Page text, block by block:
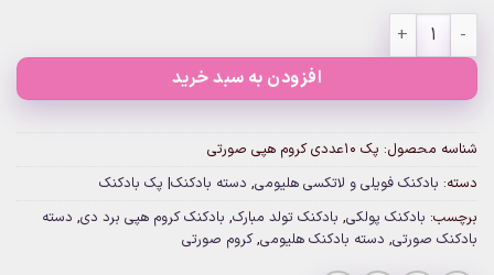
افزودن به سبد خرید
شناسه محصول: پک 10عددی کروم هپی صورتی
دسته: بادکنک فویلی و لاتکسی هلیومی, دسته بادکنک| پک بادکنک
برچسب: بادکنک پولکی, بادکنک تولد مبارک, بادکنک کروم هپی برد دی, دسته
بادکنک صورتی, دسته بادکنک هلیومی,کروم صورتی